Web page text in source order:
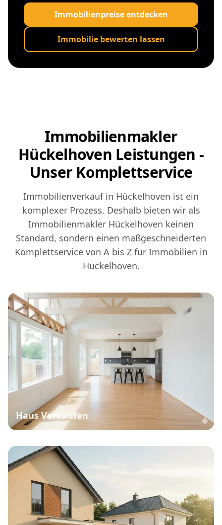
Immobilienpreise entdecken
Immobilie bewerten lassen
Immobilienmakler
Hückelhoven Leistungen -
Unser Komplettservice
Immobilienverkauf in Hückelhoven ist ein
komplexer Prozess. Deshalb bieten wir als
Immobilienmakler Hückelhoven keinen
Standard, sondern einen maßgeschneiderten
Komplettservice von A bis Z für Immobilien in
Hückelhoven.
Haus Verkaufen